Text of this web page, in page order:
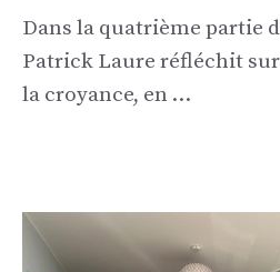
Dans la quatrième partie
Patrick Laure réfléchit
la croyance, en …